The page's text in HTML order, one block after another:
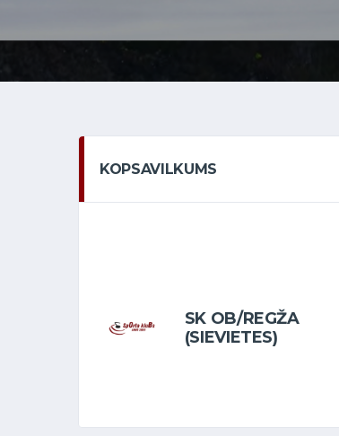
KOPSAVILKUMS
SK OB/REGŽA
(SIEVIETES)